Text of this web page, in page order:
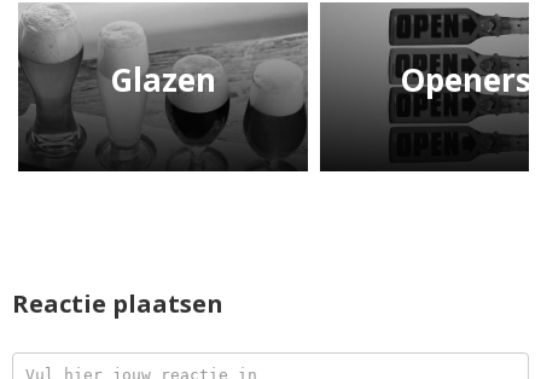
Glazen Openers
Reactie plaatsen